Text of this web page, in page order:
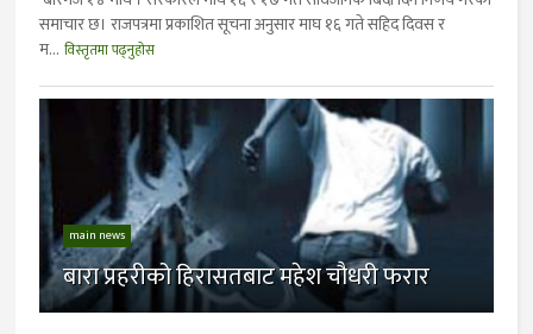
समाचार छ। राजपत्रमा प्रकाशित सूचना अनुसार माघ १६ गते सहिद दिवस र
म... विस्तृतमा पढ्नुहोस
main news
बारा प्रहरीको हिरासतबाट महेश चौधरी फरार